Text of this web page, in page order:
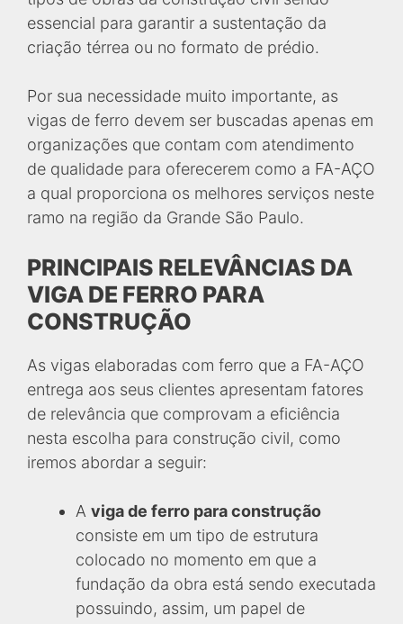
essencial para garantir a sustentação da
criação térrea ou no formato de prédio.
Por sua necessidade muito importante, as
vigas de ferro devem ser buscadas apenas em
organizações que contam com atendimento
de qualidade para oferecerem como a FA-AÇO
a qual proporciona os melhores serviços neste
ramo na região da Grande São Paulo.
PRINCIPAIS RELEVÂNCIAS DA
VIGA DE FERRO PARA
CONSTRUÇÃO
As vigas elaboradas com ferro que a FA-AÇO
entrega aos seus clientes apresentam fatores
de relevância que comprovam a eficiência
nesta escolha para construção civil, como
iremos abordar a seguir:
A viga de ferro para construção
consiste em um tipo de estrutura
colocado no momento em que a
fundação da obra está sendo executada
possuindo, assim, um papel de